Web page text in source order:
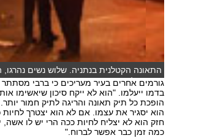
התאונה הקטלנית בנתניה. שלוש נשים נהרגו,
וחגי דקל)
גורמים אחרים בעיר מעריכים כי ברבי
בדמו ייעלמו. "הוא לא ייקח סיכון שיאשימו
הופכת כל תיק תאונה והריגה לתיק חמור
הוא יסגיר את עצמו. אם לא הוא יצטרך
חזק הוא לא יצליח לחיות ככה הרי יש לו
כמה זמן כבר אפשר לברוח."